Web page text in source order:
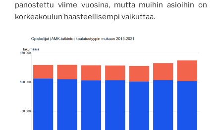
panostettu viime vuosina, mutta muihin asioihin on
korkeakoulun haasteellisempi vaikuttaa.